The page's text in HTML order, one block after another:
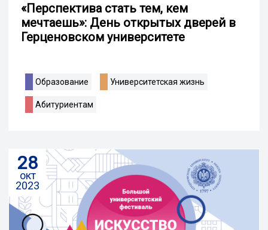
«Перспектива стать тем, кем
мечтаешь»: День открытых дверей в
Герценовском университете
Образование Университетская жизнь
Абитуриентам
28
окт
2023